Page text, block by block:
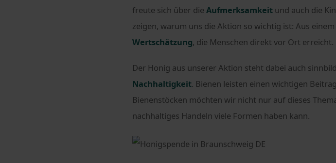
freute sich über die Aufmerksamkeit und auch die
zeigen, warum uns die Aktion so wichtig ist: Aus
Wertschätzung, die Menschen direkt vor Ort erreicht.
Der Honig aus unserer Aktion steht dabei auch
Nachhaltigkeit. Bienen leisten einen wichtigen
Bienenstöcken möchten wir nicht nur auf dieses
nachhaltiges Handeln viele Formen haben kann.